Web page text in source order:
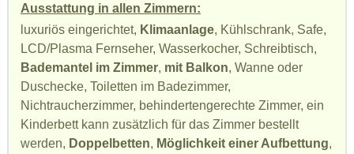
Ausstattung in allen Zimmern:
luxuriös eingerichtet, Klimaanlage, Kühlschrank, Safe,
LCD/Plasma Fernseher, Wasserkocher, Schreibtisch,
Bademantel im Zimmer, mit Balkon, Wanne oder
Duschecke, Toiletten im Badezimmer,
Nichtraucherzimmer, behindertengerechte Zimmer, ein
Kinderbett kann zusätzlich für das Zimmer bestellt
werden, Doppelbetten, Möglichkeit einer Aufbettung,